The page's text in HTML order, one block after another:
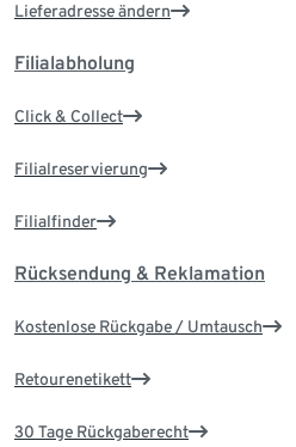
Lieferadresse ändern
Filialabholung
Click & Collect
Filialreservierung
Filialfinder
Rücksendung & Reklamation
Kostenlose Rückgabe / Umtausch
Retourenetikett
30 Tage Rückgaberecht